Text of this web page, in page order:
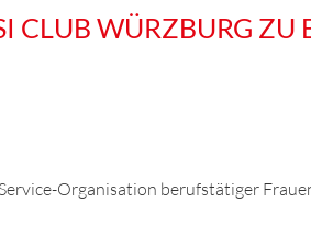
CLUB WÜRZBURG ZU
Organisation berufstätiger